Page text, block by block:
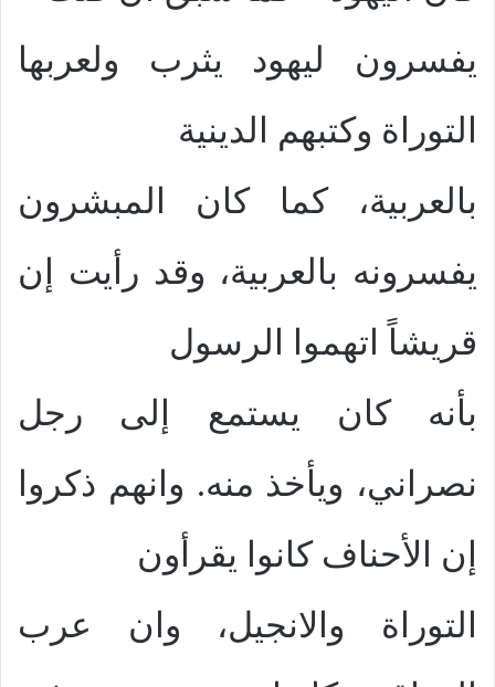
يفسرون ليهود يثرب ولعربها
التوراة وكتبهم الدينية
بالعربية، كما كان المبشرون
يفسرونه بالعربية، وقد رأيت إن
قريشاً اتهموا الرسول
بأنه كان يستمع إلى رجل
نصراني، ويأخذ منه. وانهم ذكروا
إن الأحناف كانوا يقرأون
التوراة والانجيل، وان عرب